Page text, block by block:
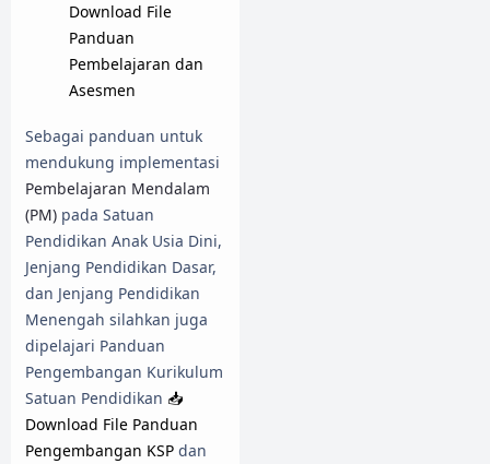
Download File
Panduan
Pembelajaran dan
Asesmen
Sebagai panduan untuk
mendukung implementasi
Pembelajaran Mendalam
(PM) pada Satuan
Pendidikan Anak Usia Dini,
Jenjang Pendidikan Dasar,
dan Jenjang Pendidikan
Menengah silahkan juga
dipelajari Panduan
Pengembangan Kurikulum
Satuan Pendidikan 📥
Download File Panduan
Pengembangan KSP dan